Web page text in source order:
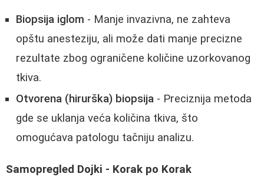
Biopsija iglom - Manje invazivna, ne zahteva
opštu anesteziju, ali može dati manje precizne
rezultate zbog ograničene količine uzorkovanog
tkiva.
Otvorena (hirurška) biopsija - Preciznija metoda
gde se uklanja veća količina tkiva, što
omogućava patologu tačniju analizu.
Samopregled Dojki - Korak po Korak